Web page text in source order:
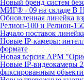
Новый бренд систем
МИГ® - 09 на складе
Обновленная линейка
Релион-100 и Релион-
Начало поставок
Новые IP-камеры:
формате
Новая версия АРМ
Новые IP-видеокамеры
фиксированным